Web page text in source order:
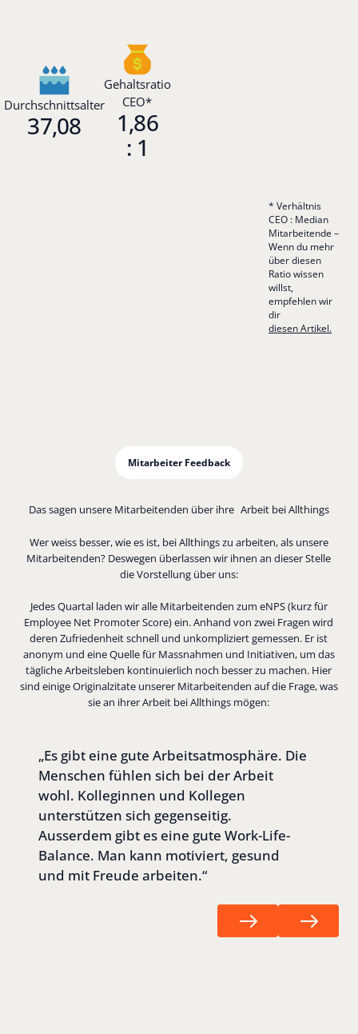
Durchschnittsalter
37,08
Gehaltsratio
CEO*
1,86
: 1
* Verhältnis
CEO : Median
Mitarbeitende –
Wenn du mehr
über diesen
Ratio wissen
willst,
empfehlen wir
dir
diesen Artikel.
Mitarbeiter Feedback
Das sagen unsere Mitarbeitenden über ihre Arbeit bei Allthings
Wer weiss besser, wie es ist, bei Allthings zu arbeiten, als unsere
Mitarbeitenden? Deswegen überlassen wir ihnen an dieser Stelle
die Vorstellung über uns:
Jedes Quartal laden wir alle Mitarbeitenden zum eNPS (kurz für
Employee Net Promoter Score) ein. Anhand von zwei Fragen wird
deren Zufriedenheit schnell und unkompliziert gemessen. Er ist
anonym und eine Quelle für Massnahmen und Initiativen, um das
tägliche Arbeitsleben kontinuierlich noch besser zu machen. Hier
sind einige Originalzitate unserer Mitarbeitenden auf die Frage, was
sie an ihrer Arbeit bei Allthings mögen:
„Es gibt eine gute Arbeitsatmosphäre. Die
Menschen fühlen sich bei der Arbeit
wohl. Kolleginnen und Kollegen
unterstützen sich gegenseitig.
Ausserdem gibt es eine gute Work-Life-
Balance. Man kann motiviert, gesund
und mit Freude arbeiten.“